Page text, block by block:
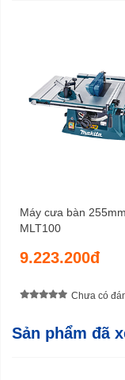
Máy cưa bàn
MLT100
9.223.200đ
Chưa có
Sản phẩm đã